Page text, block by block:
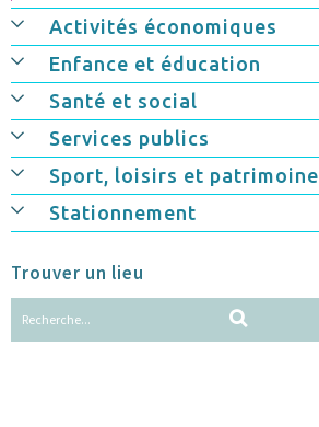
Activités économiques
Enfance et éducation
Santé et social
Services publics
Sport, loisirs et patrimoine
Stationnement
Trouver un lieu